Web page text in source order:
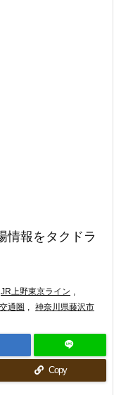
情報をタクドラ
JR上野東京ライン ,
通圏 , 神奈川県藤沢市
Copy